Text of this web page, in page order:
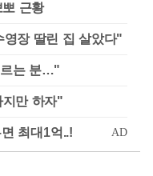
근황
장 딸린 집 살았다"
르는 분…"
만 하자"